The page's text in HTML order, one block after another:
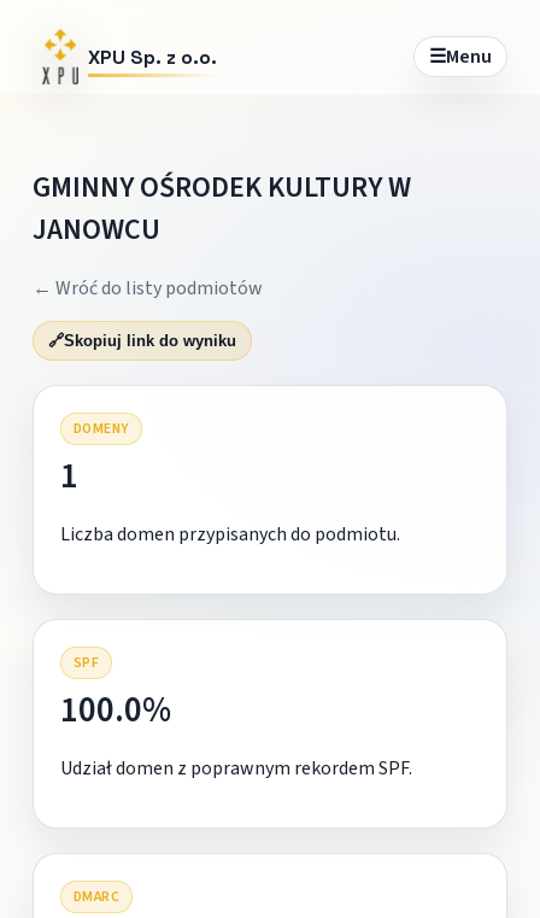
XPU Sp. z o.o. ☰Menu
GMINNY OŚRODEK KULTURY W
JANOWCU
← Wróć do listy podmiotów
🔗Skopiuj link do wyniku
DOMENY
1
Liczba domen przypisanych do podmiotu.
SPF
100.0%
Udział domen z poprawnym rekordem SPF.
DMARC